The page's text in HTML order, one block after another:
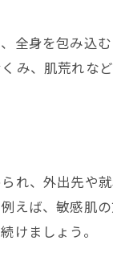
全身を包み込
み、肌荒れな
れ、外出先や
えば、敏感肌
けましょう。